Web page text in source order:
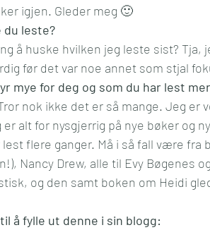
igjen. Gleder meg 🙂
du leste?
huske hvilken jeg leste sist? Tja,
før det var noe annet som stjal
mye for deg og som du har lest
nok ikke det er så mange. Jeg er
alt for nysgjerrig på nye bøker og
flere ganger. Må i så fall være fra
Nancy Drew, alle til Evy Bøgenes
og den samt boken om Heidi
å fylle ut denne i sin blogg: